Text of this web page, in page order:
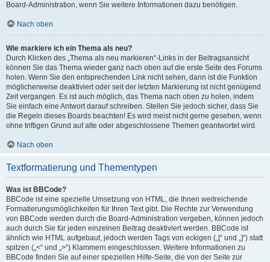
Board-Administration, wenn Sie weitere Informationen dazu benötigen.
Nach oben
Wie markiere ich ein Thema als neu?
Durch Klicken des „Thema als neu markieren“-Links in der Beitragsansicht
können Sie das Thema wieder ganz nach oben auf die erste Seite des Forums
holen. Wenn Sie den entsprechenden Link nicht sehen, dann ist die Funktion
möglicherweise deaktiviert oder seit der letzten Markierung ist nicht genügend
Zeit vergangen. Es ist auch möglich, das Thema nach oben zu holen, indem
Sie einfach eine Antwort darauf schreiben. Stellen Sie jedoch sicher, dass Sie
die Regeln dieses Boards beachten! Es wird meist nicht gerne gesehen, wenn
ohne triftigen Grund auf alte oder abgeschlossene Themen geantwortet wird.
Nach oben
Textformatierung und Thementypen
Was ist BBCode?
BBCode ist eine spezielle Umsetzung von HTML, die Ihnen weitreichende
Formatierungsmöglichkeiten für Ihren Text gibt. Die Rechte zur Verwendung
von BBCode werden durch die Board-Administration vergeben, können jedoch
auch durch Sie für jeden einzelnen Beitrag deaktiviert werden. BBCode ist
ähnlich wie HTML aufgebaut, jedoch werden Tags von eckigen („[“ und „]“) statt
spitzen („<“ und „>“) Klammern eingeschlossen. Weitere Informationen zu
BBCode finden Sie auf einer speziellen Hilfe-Seite, die von der Seite zur